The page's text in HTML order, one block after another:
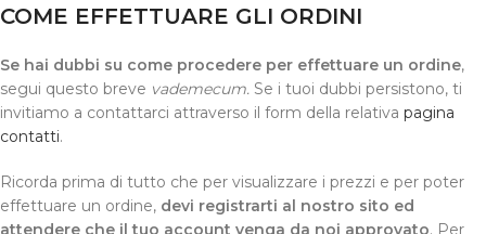
COME EFFETTUARE GLI ORDINI
Se hai dubbi su come procedere per effettuare un ordine,
segui questo breve vademecum. Se i tuoi dubbi persistono, ti
invitiamo a contattarci attraverso il form della relativa pagina
contatti.
Ricorda prima di tutto che per visualizzare i prezzi e per poter
effettuare un ordine, devi registrarti al nostro sito ed
attendere che il tuo account venga da noi approvato. Per